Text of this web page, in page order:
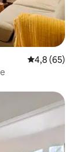
Средна
4,8 (65)